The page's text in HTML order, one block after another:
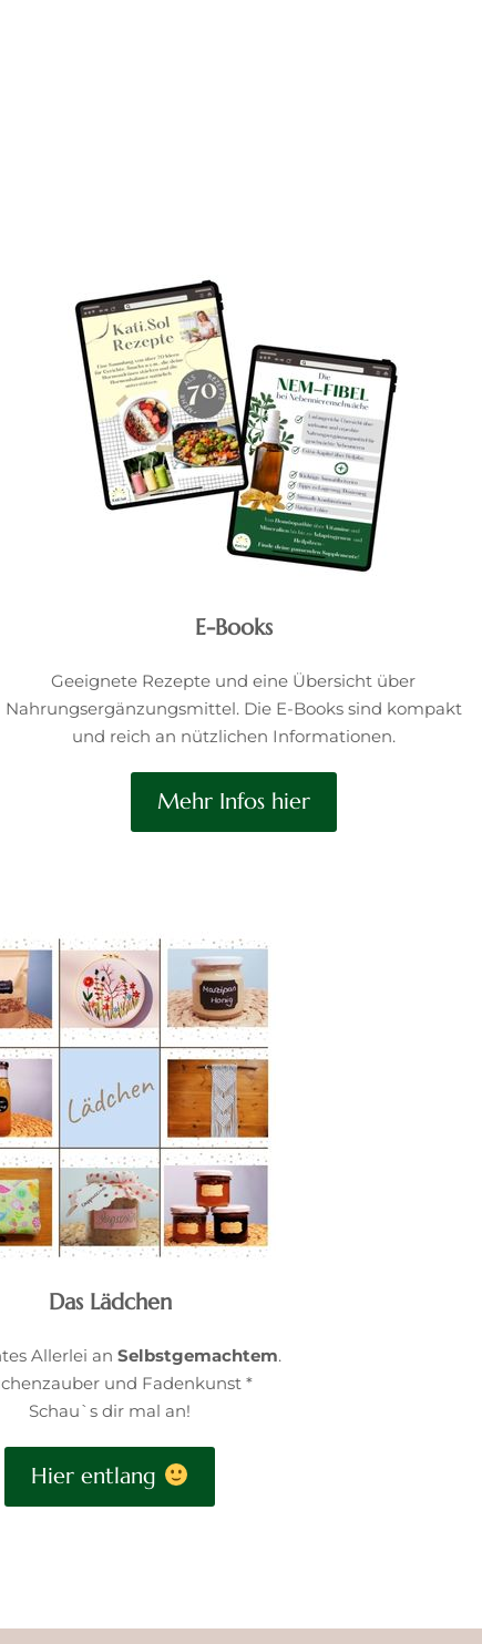
E-Books
Geeignete Rezepte und eine Übersicht über
Nahrungsergänzungsmittel. Die E-Books sind kompakt
und reich an nützlichen Informationen.
Mehr Infos hier
Das Lädchen
Allerlei an Selbstgemachtem.
und Fadenkunst *
Schau`s dir mal an!
Hier entlang